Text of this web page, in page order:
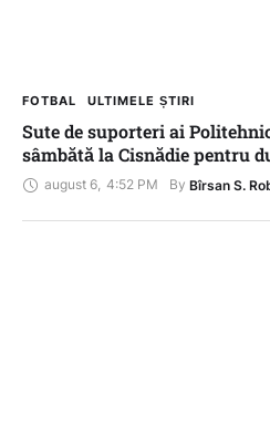
FOTBAL ULTIMELE ȘTIRI
Sute de suporteri ai
sâmbătă la Cisnădie pentru
august 6, 4:52 PM By Bîrsan S.